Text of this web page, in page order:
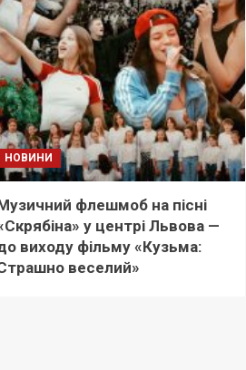
НОВИНИ
флешмоб на пісні
у центрі Львова —
виходу фільму «Кузьма:
веселий»